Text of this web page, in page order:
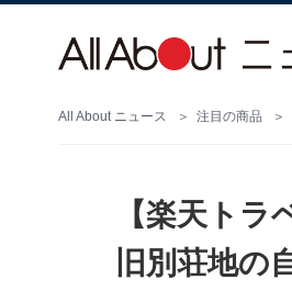
All About ニュース 注目の商品
【楽天ト
旧別荘地の